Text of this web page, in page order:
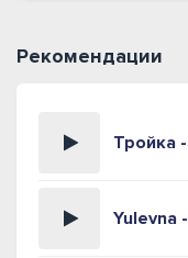
Рекомендации
Тройка -
Yulevna -